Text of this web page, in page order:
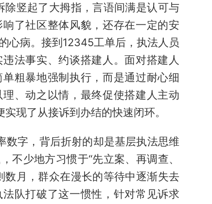
除竖起了大拇指，言语间满是认可与
了社区整体风貌，还存在一定的安
心病。接到12345工单后，执法人员
法事实、约谈搭建人。面对搭建人
粗暴地强制执行，而是通过耐心细
、动之以情，最终促使搭建人主动
现了从接诉到办结的快速闭环。
数字，背后折射的却是基层执法思维
不少地方习惯于“先立案、再调查、
数月，群众在漫长的等待中逐渐失去
队打破了这一惯性，针对常见诉求